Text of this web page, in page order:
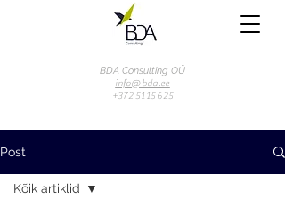
BDA Consulting OÜ
info@bda.ee
+372 51 15 625
Post
Kõik artiklid